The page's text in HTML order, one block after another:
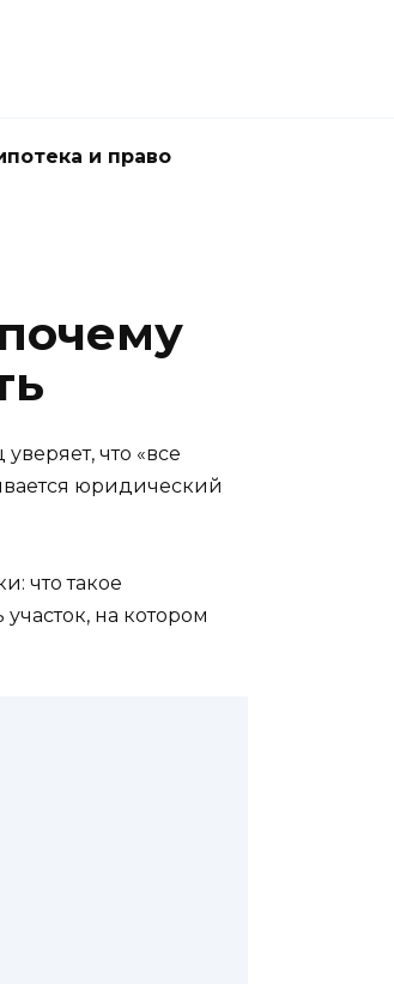
и право
что «все
юридический
что такое
на котором